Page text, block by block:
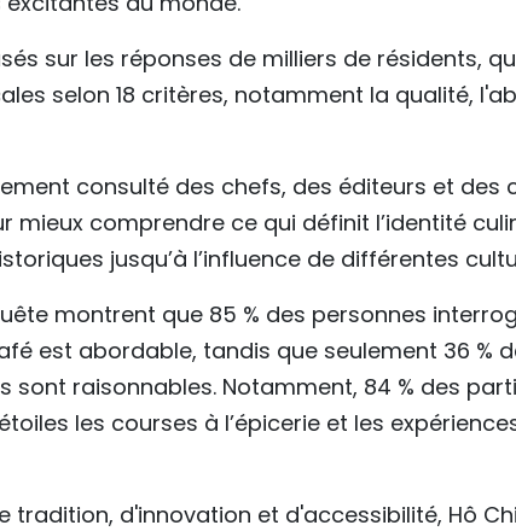
sur les réponses de milliers de résidents,
selon 18 critères, notamment la qualité,
consulté des chefs, des éditeurs et des
mieux comprendre ce qui définit l’identité
jusqu’à l’influence de différentes
montrent que 85 % des personnes
est abordable, tandis que seulement 36 %
sont raisonnables. Notamment, 84 % des
les courses à l’épicerie et les
tradition, d'innovation et d'accessibilité, Hô